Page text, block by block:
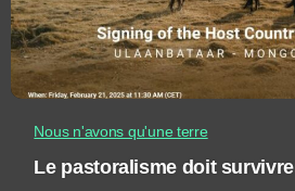
Nous n'avons qu'une terre
Le pastoralisme doit survivre